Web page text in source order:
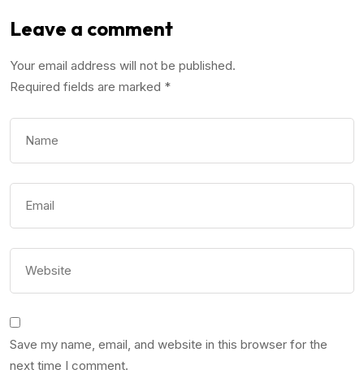
Leave a comment
Your email address will not be published.
Required fields are marked *
Save my name, email, and website in this browser for the
next time I comment.